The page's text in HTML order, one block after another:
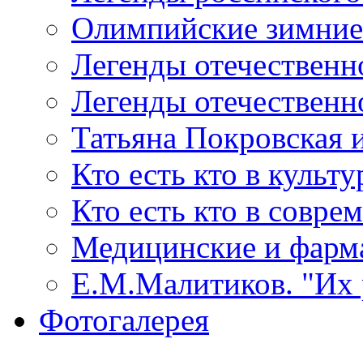
Олимпийские
Легенды
Легенды
Татьяна Покровская
Кто есть кто в
Кто есть кто в
Медицинские и
Е.М.Малитиков. "Их
Фотогалерея